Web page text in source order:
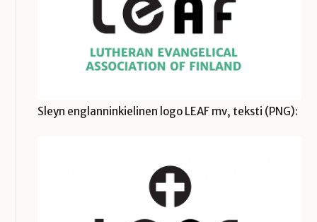
Sleyn englanninkielinen logo LEAF mv, teksti (PNG):